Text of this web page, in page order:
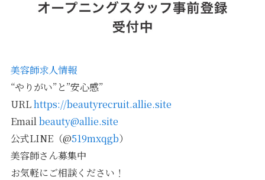
美容師求人情報
“やりがい”と”安心感”
URLhttps://beautyrecruit.allie.site
Emailbeauty@allie.site
公式LINE（@519mxqgb）
美容師さん募集中
お気軽にご相談ください！